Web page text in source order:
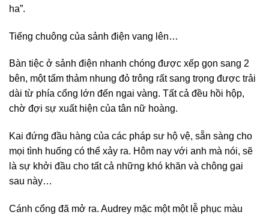
ha”.
Tiếng chuông của sảnh điện vang lên…
Bàn tiệc ở sảnh điện nhanh chóng được xếp gọn sang 2
bên, một tấm thảm nhung đỏ trông rất sang trọng được trải
dài từ phía cổng lớn đến ngai vàng. Tất cả đều hồi hộp,
chờ đợi sự xuất hiện của tân nữ hoàng.
Kai đứng đầu hàng của các pháp sư hộ vệ, sẵn sàng cho
mọi tình huống có thể xảy ra. Hôm nay với anh mà nói, sẽ
là sự khởi đầu cho tất cả những khó khăn và chông gai
sau này…
Cánh cổng đã mở ra. Audrey mặc một một lễ phục màu